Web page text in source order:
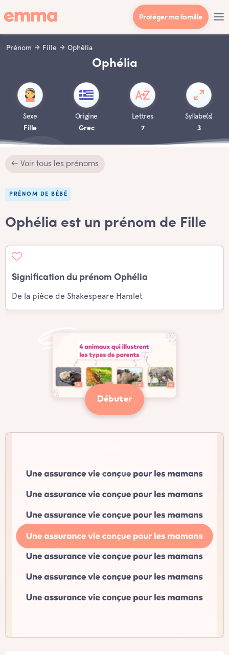
Protéger ma famille
Prénom Fille Ophélia
Ophélia
Sexe
Fille
Origine
Grec
Lettres
7
Syllabe(s)
3
← Voir tous les prénoms
PRÉNOM DE BÉBÉ
Ophélia est un prénom de Fille
Signification du prénom Ophélia
De la pièce de Shakespeare Hamlet
Débuter